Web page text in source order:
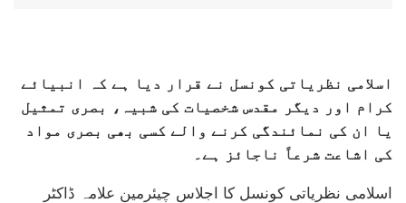
اسلامی نظریاتی کونسل نے قرار دیا ہے کہ انبیائے
کرام اور دیگر مقدس شخصیات کی شبیہ، بصری تمثیل
یا ان کی نمائندگی کرنے والے کسی بھی بصری مواد
کی اشاعت شرعاً ناجائز ہے۔
اسلامی نظریاتی کونسل کا اجلاس چیئرمین علامہ ڈاکٹر